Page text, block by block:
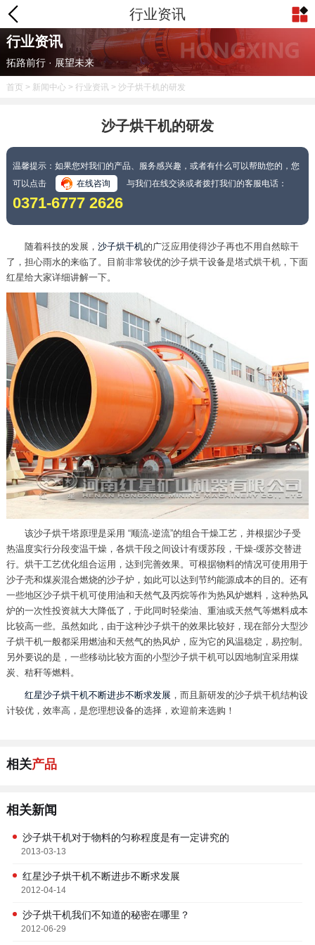
行业资讯
行业资讯
拓路前行 · 展望未来
首页 > 新闻中心> 行业资讯> 沙子烘干机的研发
沙子烘干机的研发
温馨提示：如果您对我们的产品、服务感兴趣，或者有什么可以帮助您的，您
可以点击
在线咨询 与我们在线交谈或者拨打我们的客服电话：
0371-6777 2626
随着科技的发展， 沙子烘干机的广泛应用使得沙子再也不用自然晾干
了，担心雨水的来临了。目前非常较优的沙子烘干设备是塔式烘干机，下面
红星给大家详细讲解一下。
该沙子烘干塔原理是采用 “顺流-逆流”的组合干燥工艺，并根据沙子受
热温度实行分段变温干燥，各烘干段之间设计有缓苏段，干燥-缓苏交替进
行。烘干工艺优化组合运用，达到完善效果。可根据物料的情况可使用用于
沙子壳和煤炭混合燃烧的沙子炉，如此可以达到节约能源成本的目的。还有
一些地区沙子烘干机可使用油和天然气及丙烷等作为热风炉燃料，这种热风
炉的一次性投资就大大降低了，于此同时轻柴油、重油或天然气等燃料成本
比较高一些。虽然如此，由于这种沙子烘干的效果比较好，现在部分大型沙
子烘干机一般都采用燃油和天然气的热风炉，应为它的风温稳定，易控制。
另外要说的是，一些移动比较方面的小型沙子烘干机可以因地制宜采用煤
炭、秸秆等燃料。
红星沙子烘干机不断进步不断求发展 ，而且新研发的沙子烘干机结构设
计较优，效率高，是您理想设备的选择，欢迎前来选购！
相关产品
相关新闻
沙子烘干机对于物料的匀称程度是有一定讲究的
2013-03-13
红星沙子烘干机不断进步不断求发展
2012-04-14
沙子烘干机我们不知道的秘密在哪里？
2012-06-29